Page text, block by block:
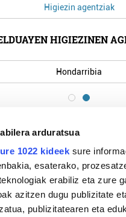
arduratsua
1022 kideek sure
esaterako,
erabiliz eta zure
azitzen dugu publizitate
publizitatearen eta
Higiezin agentziak
HIGIEZINEN
Hondarribia